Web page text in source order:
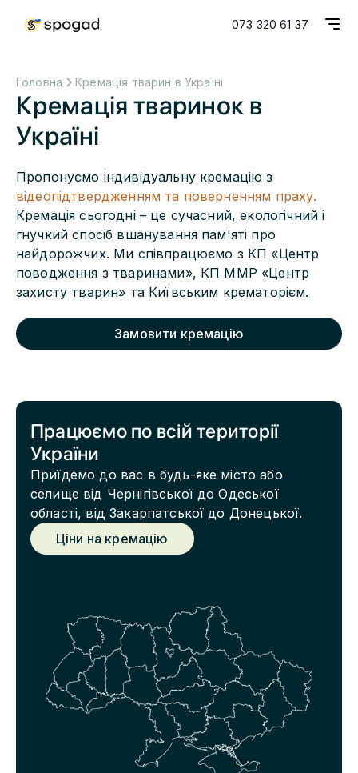
073 320 61 37
Головна Кремація тварин в Україні
Кремація тваринок в
Україні
Пропонуємо індивідуальну кремацію з
відеопідтвердженням та поверненням праху.
Кремація сьогодні – це сучасний, екологічний і
гнучкий спосіб вшанування пам'яті про
найдорожчих. Ми співпрацюємо з КП «Центр
поводження з тваринами», КП ММР «Центр
захисту тварин» та Київським крематорієм.
Замовити кремацію
Працюємо по всій території
України
Приїдемо до вас в будь-яке місто або
селище від Чернігівської до Одеської
області, від Закарпатської до Донецької.
Ціни на кремацію